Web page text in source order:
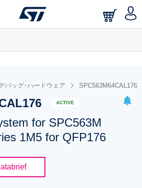
your saved searches.
バッグ･ハードウェア SPC563M64CAL176
ACTIVE
for SPC563M
1M5 for QFP176